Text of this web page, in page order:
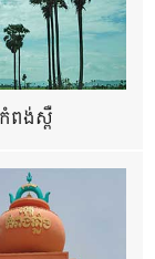
កំពង់ស្ពឺ